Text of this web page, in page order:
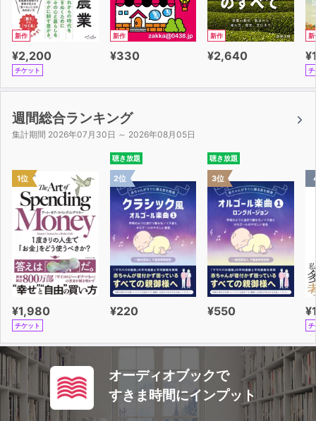
新作
¥2,200
チケット
新作
¥330
新作
¥2,640
新
チ
週間総合ランキング
集計期間 2026年07月30日 ～ 2026年08月05日
1位
¥1,980
チケット
聴き放題
2位
¥220
聴き放題
3位
¥550
チ
オーディオブックで
すきま時間にインプット